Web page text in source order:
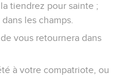
et que l’un de
et se vende à lui ou à
étrangère,
aura été effectuée, d’un
le racheter.